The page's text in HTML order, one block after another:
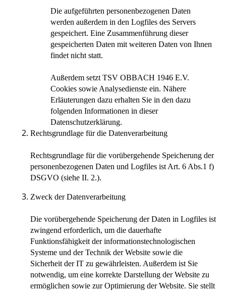
Die aufgeführten personenbezogenen Daten
werden außerdem in den Logfiles des Servers
gespeichert. Eine Zusammenführung dieser
gespeicherten Daten mit weiteren Daten von Ihnen
findet nicht statt.
Außerdem setzt TSV OBBACH 1946 E.V.
Cookies sowie Analysedienste ein. Nähere
Erläuterungen dazu erhalten Sie in den dazu
folgenden Informationen in dieser
Datenschutzerklärung.
Rechtsgrundlage für die Datenverarbeitung
Rechtsgrundlage für die vorübergehende Speicherung der
personenbezogenen Daten und Logfiles ist Art. 6 Abs.1 f)
DSGVO (siehe II. 2.).
Zweck der Datenverarbeitung
Die vorübergehende Speicherung der Daten in Logfiles ist
zwingend erforderlich, um die dauerhafte
Funktionsfähigkeit der informationstechnologischen
Systeme und der Technik der Website sowie die
Sicherheit der IT zu gewährleisten. Außerdem ist Sie
notwendig, um eine korrekte Darstellung der Website zu
ermöglichen sowie zur Optimierung der Website. Sie stellt